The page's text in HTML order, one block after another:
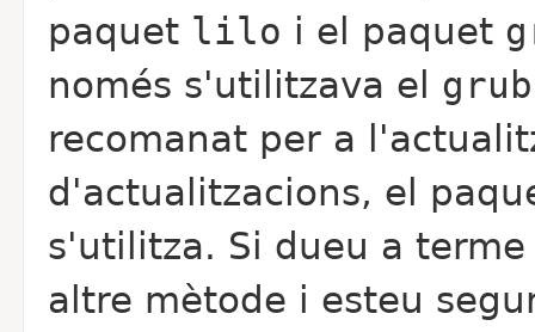
paquet lilo i el paquet
només s'utilitzava el grub
recomanat per a
d'actualitzacions, el
s'utilitza. Si dueu a
altre mètode i esteu